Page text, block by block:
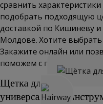
сравнить характеристики
подобрать подходящую
доставкой по Кишиневу и
Молдове. Хотите выбрать
Закажите онлайн или
поможем с подбором.
Щетка для волос —
универсальный